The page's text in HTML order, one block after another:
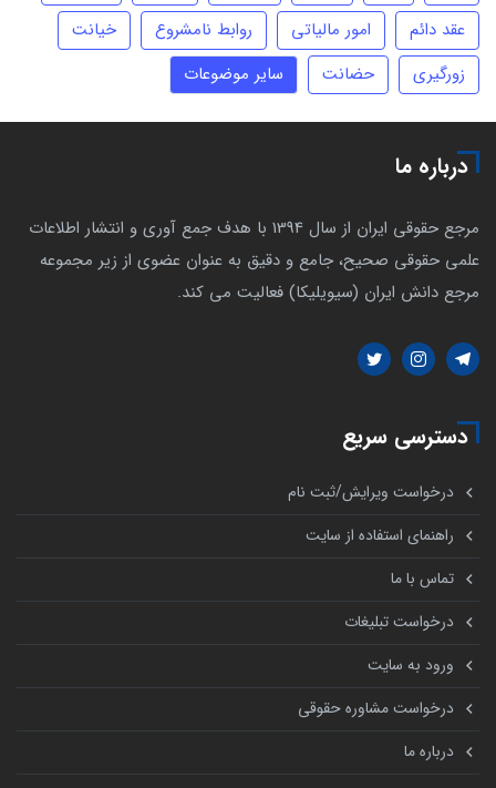
عقد دائم
امور مالیاتی روابط نامشروع
خیانت
زورگیری
حضانت سایر موضوعات
درباره ما
مرجع حقوقی ایران از سال 1394 با هدف جمع آوری و انتشار اطلاعات
علمی حقوقی صحیح، جامع و دقیق به عنوان عضوی از زیر مجموعه
مرجع دانش ایران (سیویلیکا) فعالیت می کند.
دسترسی سریع
درخواست ویرایش/ثبت نام
راهنمای استفاده از سایت
تماس با ما
درخواست تبلیغات
ورود به سایت
درخواست مشاوره حقوقی
درباره ما